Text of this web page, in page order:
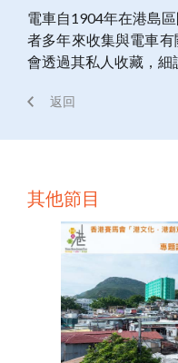
電車自1904年在港島
者多年來收集與電車
會透過其私人收藏，細
返回
其他節目